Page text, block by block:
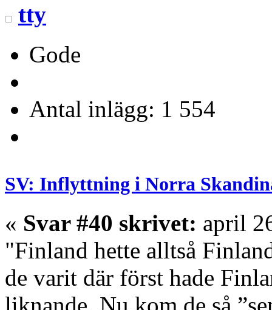
tty
Gode
Antal inlägg: 1 554
SV: Inflyttning i Norra
« Svar #40 skrivet: april
"Finland hette alltså
de varit där först hade
liknande. Nu kom de så